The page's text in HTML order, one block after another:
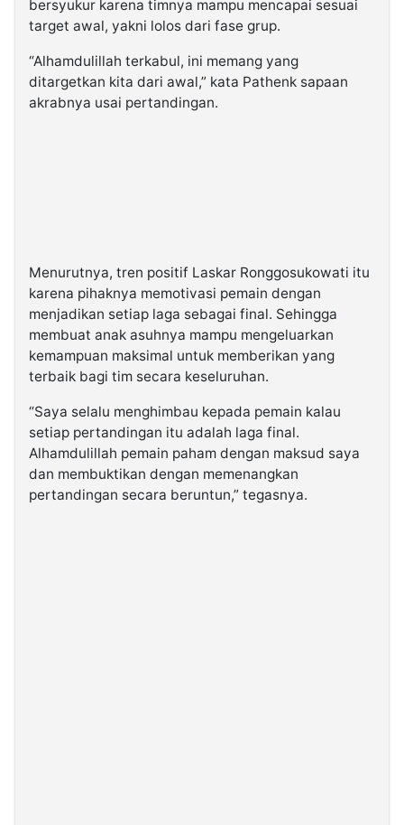
bersyukur karena timnya mampu mencapai sesuai
target awal, yakni lolos dari fase grup.
“Alhamdulillah terkabul, ini memang yang
ditargetkan kita dari awal,” kata Pathenk sapaan
akrabnya usai pertandingan.
Menurutnya, tren positif Laskar Ronggosukowati itu
karena pihaknya memotivasi pemain dengan
menjadikan setiap laga sebagai final. Sehingga
membuat anak asuhnya mampu mengeluarkan
kemampuan maksimal untuk memberikan yang
terbaik bagi tim secara keseluruhan.
“Saya selalu menghimbau kepada pemain kalau
setiap pertandingan itu adalah laga final.
Alhamdulillah pemain paham dengan maksud saya
dan membuktikan dengan memenangkan
pertandingan secara beruntun,” tegasnya.